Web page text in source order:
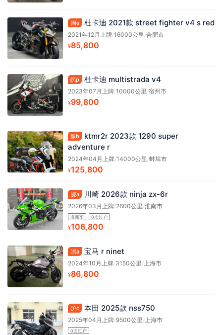
闽e 杜卡迪 2021款 street fighter v4 s red
2021年12月上牌/16000公里/合肥市
¥85,800
皖p 杜卡迪 multistrada v4
2023年07月上牌/10000公里/宿州市
¥99,800
豫b
ktmr2r 2023款 1290 super
adventure r
2024年04月上牌/14000公里/蚌埠市
¥125,800
皖a 川崎 2026款 ninja zx-6r
2026年03月上牌/2600公里/淮南市
准新车 0次过户
¥106,800
浙a 宝马 r ninet
2024年10月上牌/3150公里/上海市
¥86,800
沪c 本田 2025款 nss750
2025年04月上牌/9500公里/上海市
0次过户